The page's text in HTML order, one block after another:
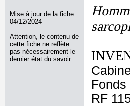
Mise à jour de la fiche
04/12/2024
Attention, le contenu de
cette fiche ne reflète
pas nécessairement le
dernier état du savoir.
RF